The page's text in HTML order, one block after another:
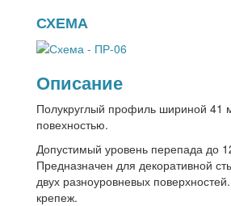
СХЕМА
Описание
Полукруглый профиль шириной 41
повехностью.
Допустимый уровень перепада до
Предназначен для декоративной
двух разноуровневых
крепеж.